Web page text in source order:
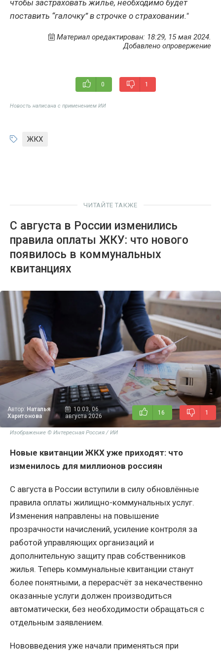
чтобы застраховать жилье, необходимо будет
поставить “галочку” в строчке о страховании."
Материал оредактирован: 18:29, 15 мая 2024.
Добавлено опровержение
0 1
Новость написана с применением ИИ
ЖКХ
ЧИТАЙТЕ ТАКЖЕ
С августа в России изменились
правила оплаты ЖКУ: что нового
появилось в коммунальных
квитанциях
Автор: Наталья
Харитонова
10:03, 06
августа 2026
16 1
Изображение © Интересная Россия / ИИ
Новые квитанции ЖКХ уже приходят: что
изменилось для миллионов россиян
С августа в России вступили в силу обновлённые
правила оплаты жилищно-коммунальных услуг.
Изменения направлены на повышение
прозрачности начислений, усиление контроля за
работой управляющих организаций и
дополнительную защиту прав собственников
жилья. Теперь коммунальные квитанции станут
более понятными, а перерасчёт за некачественно
оказанные услуги должен производиться
автоматически, без необходимости обращаться с
отдельным заявлением.
Нововведения уже начали применяться при